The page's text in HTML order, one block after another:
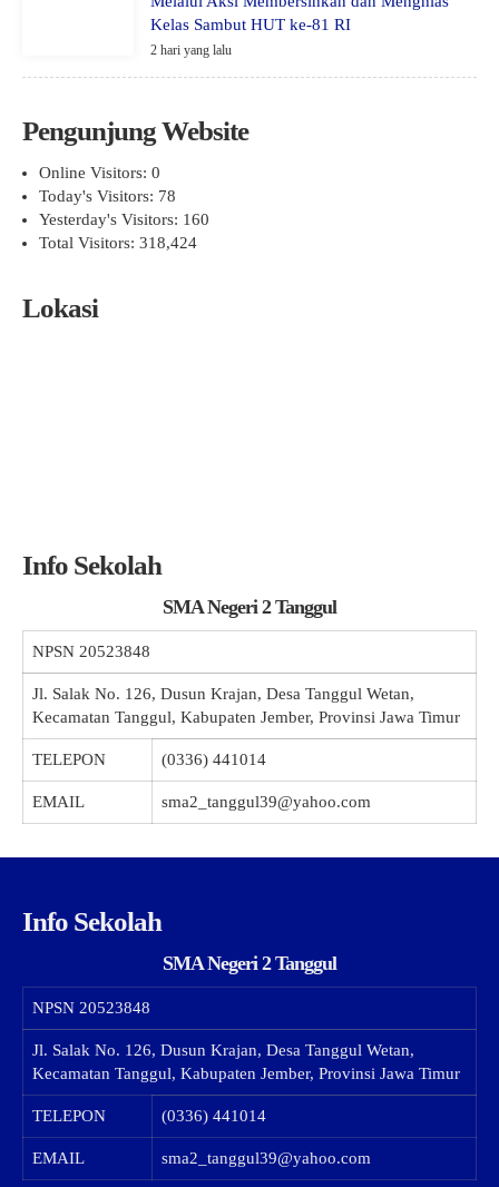
Kelas Sambut HUT ke-81 RI
2 hari yang lalu
Pengunjung Website
Online Visitors: 0
Today's Visitors: 78
Yesterday's Visitors: 160
Total Visitors: 318,424
Lokasi
Info Sekolah
SMA Negeri 2 Tanggul
NPSN 20523848
Jl. Salak No. 126, Dusun Krajan, Desa Tanggul Wetan,
Kecamatan Tanggul, Kabupaten Jember, Provinsi Jawa Timur
TELEPON (0336) 441014
EMAIL sma2_tanggul39@yahoo.com
Info Sekolah
SMA Negeri 2 Tanggul
NPSN 20523848
Jl. Salak No. 126, Dusun Krajan, Desa Tanggul Wetan,
Kecamatan Tanggul, Kabupaten Jember, Provinsi Jawa Timur
TELEPON (0336) 441014
EMAIL sma2_tanggul39@yahoo.com